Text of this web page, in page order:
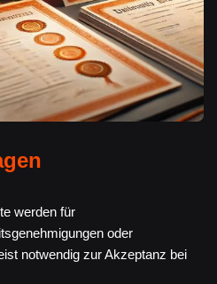
werden für
oder
notwendig zur Akzeptanz bei